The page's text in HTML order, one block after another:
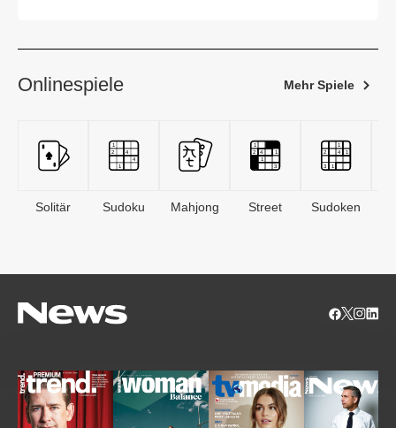
Onlinespiele Mehr Spiele
Solitär Sudoku Mahjong Street Sudoken